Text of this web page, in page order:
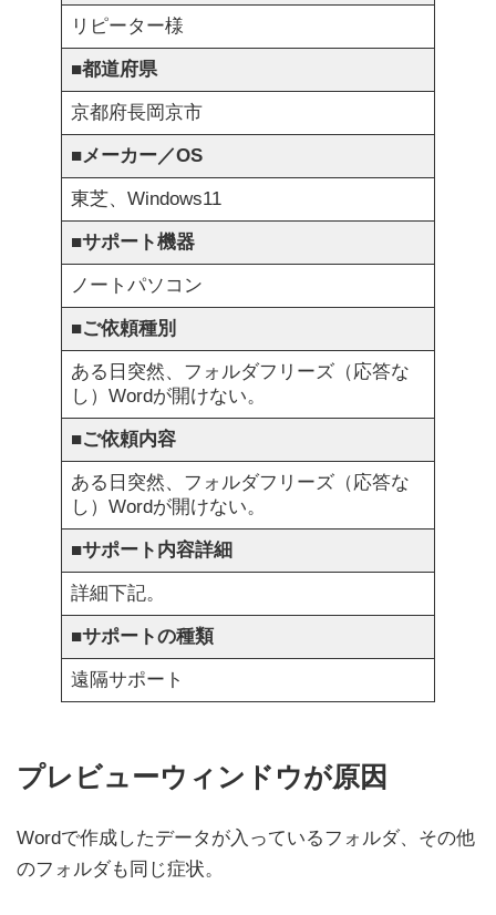
リピーター様
■都道府県
京都府長岡京市
■メーカー／OS
東芝、Windows11
■サポート機器
ノートパソコン
■ご依頼種別
ある日突然、フォルダフリーズ（応答な
し）Wordが開けない。
■ご依頼内容
ある日突然、フォルダフリーズ（応答な
し）Wordが開けない。
■サポート内容詳細
詳細下記。
■サポートの種類
遠隔サポート
プレビューウィンドウが原因
Wordで作成したデータが入っているフォルダ、その他
のフォルダも同じ症状。